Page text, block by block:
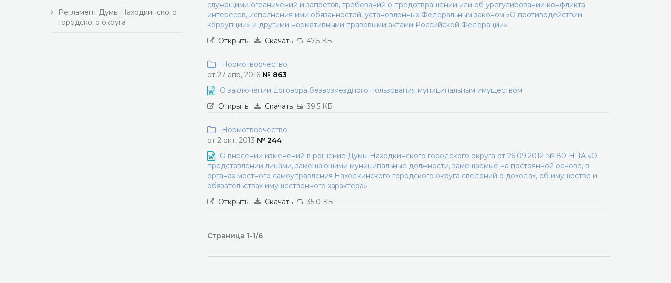
Регламент Думы Находкинского
городского округа
служащими ограничений и запретов, требований о предотвращении или об урегулировании конфликта
интересов, исполнения ими обязанностей, установленных Федеральным законом «О противодействии
коррупции» и другими нормативными правовыми актами Российской Федерации»
Открыть
Скачать 47.5 КБ
Нормотворчество
от 27 апр, 2016 № 863
О заключении договора безвозмездного пользования муниципальным имуществом
Открыть
Скачать 39.5 КБ
Нормотворчество
от 2 окт, 2013 № 244
О внесении изменений в решение Думы Находкинского городского округа от 26.09.2012 № 80-НПА «О
представлении лицами, замещающими муниципальные должности, замещаемые на постоянной основе, в
органах местного самоуправления Находкинского городского округа сведений о доходах, об имуществе и
обязательствах имущественного характера»
Открыть
Скачать 35.0 КБ
Страница 1-1/6